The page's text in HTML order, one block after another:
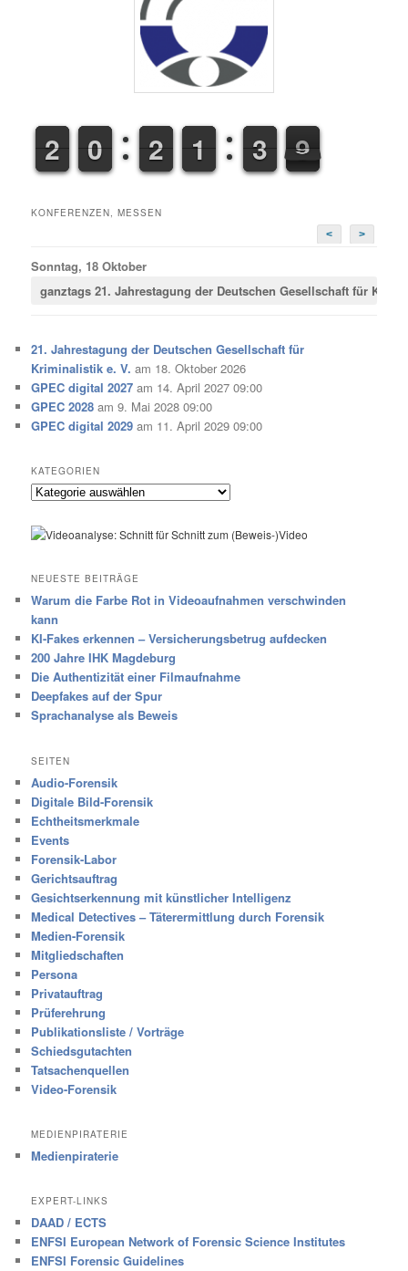
1
1
2
2 9
9
0
0 1
1
2
2 1
1
1
1 3
3
4 9
9
0
KONFERENZEN, MESSEN
<
>
Sonntag, 18 Oktober
ganztags21. Jahrestagung der Deutschen Gesellschaft für
21. Jahrestagung der Deutschen Gesellschaft für
Kriminalistik e. V. am 18. Oktober 2026
GPEC digital 2027 am 14. April 2027 09:00
GPEC 2028 am 9. Mai 2028 09:00
GPEC digital 2029 am 11. April 2029 09:00
KATEGORIEN
Kategorien
NEUESTE BEITRÄGE
Warum die Farbe Rot in Videoaufnahmen verschwinden
kann
KI-Fakes erkennen – Versicherungsbetrug aufdecken
200 Jahre IHK Magdeburg
Die Authentizität einer Filmaufnahme
Deepfakes auf der Spur
Sprachanalyse als Beweis
SEITEN
Audio-Forensik
Digitale Bild-Forensik
Echtheitsmerkmale
Events
Forensik-Labor
Gerichtsauftrag
Gesichtserkennung mit künstlicher Intelligenz
Medical Detectives – Täterermittlung durch Forensik
Medien-Forensik
Mitgliedschaften
Persona
Privatauftrag
Prüferehrung
Publikationsliste / Vorträge
Schiedsgutachten
Tatsachenquellen
Video-Forensik
MEDIENPIRATERIE
Medienpiraterie
EXPERT-LINKS
DAAD / ECTS
ENFSI European Network of Forensic Science Institutes
ENFSI Forensic Guidelines